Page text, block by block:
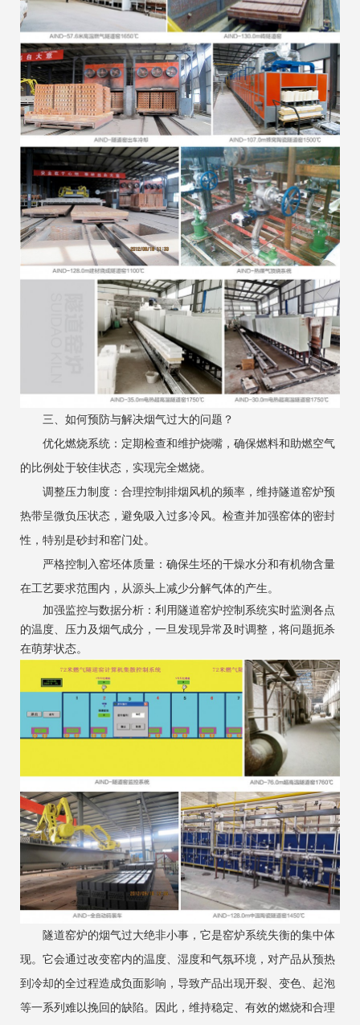
三、如何预防与解决烟气过大的问题？
优化燃烧系统：定期检查和维护烧嘴，确保燃料和助燃空气
的比例处于较佳状态，实现完全燃烧。
调整压力制度：合理控制排烟风机的频率，维持隧道窑炉预
热带呈微负压状态，避免吸入过多冷风。检查并加强窑体的密封
性，特别是砂封和窑门处。
严格控制入窑坯体质量：确保生坯的干燥水分和有机物含量
在工艺要求范围内，从源头上减少分解气体的产生。
加强监控与数据分析：利用隧道窑炉控制系统实时监测各点
的温度、压力及烟气成分，一旦发现异常及时调整，将问题扼杀
在萌芽状态。
隧道窑炉的烟气过大绝非小事，它是窑炉系统失衡的集中体
现。它会通过改变窑内的温度、湿度和气氛环境，对产品从预热
到冷却的全过程造成负面影响，导致产品出现开裂、变色、起泡
等一系列难以挽回的缺陷。因此，维持稳定、有效的燃烧和合理